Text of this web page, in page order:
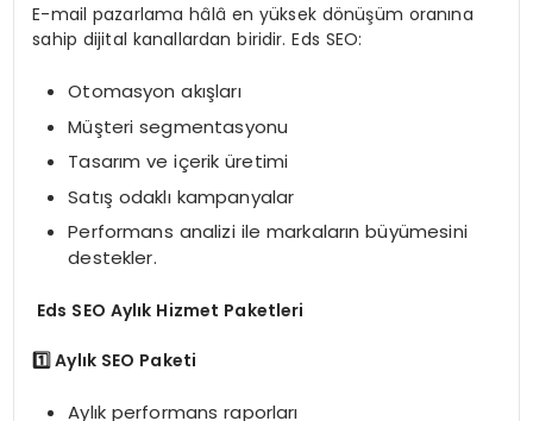
E-mail pazarlama hâlâ en yüksek dönüşüm oranına
sahip dijital kanallardan biridir. Eds SEO:
Otomasyon akışları
Müşteri segmentasyonu
Tasarım ve içerik üretimi
Satış odaklı kampanyalar
Performans analizi ile markaların büyümesini
destekler.
Eds SEO Aylık Hizmet Paketleri
1️Aylık SEO Paketi
Aylık performans raporları